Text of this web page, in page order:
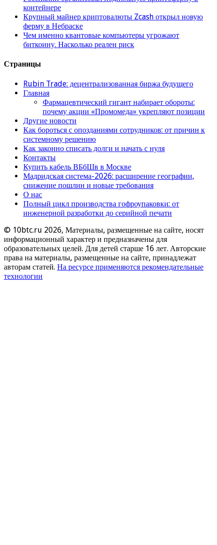
контейнере
Крупный майнер криптовалюты Zcash открыл новую
ферму в Небраске
Чем именно квантовые компьютеры угрожают
биткоину. Насколько реален риск
Страницы
Rubin Trade: децентрализованная биржа будущего
Главная
Фармацевтический гигант набирает обороты:
почему акции «Промомеда» укрепляют позиции
Другие новости
Как бороться с опозданиями сотрудников: от причин к
системному решению
Как законно списать долги и начать с нуля
Контакты
Купить кабель ВБбШв в Москве
Мадридская система-2026: расширение географии,
снижение пошлин и новые требования
О нас
Полный цикл производства гофроупаковки: от
инженерной разработки до серийной печати
© 10btc.ru 2026, Материалы, размещенные на сайте, носят
информационный характер и предназначены для
образовательных целей. Для детей старше 16 лет. Авторские
права на материалы, размещенные на сайте, принадлежат
авторам статей. На ресурсе применяются рекомендательные
технологии